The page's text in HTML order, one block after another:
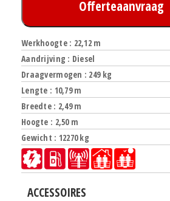
Offerteaanvraag
Werkhoogte : 22,12 m
Aandrijving : Diesel
Draagvermogen : 249 kg
Lengte : 10,79 m
Breedte : 2,49 m
Hoogte : 2,50 m
Gewicht : 12270 kg
ACCESSOIRES